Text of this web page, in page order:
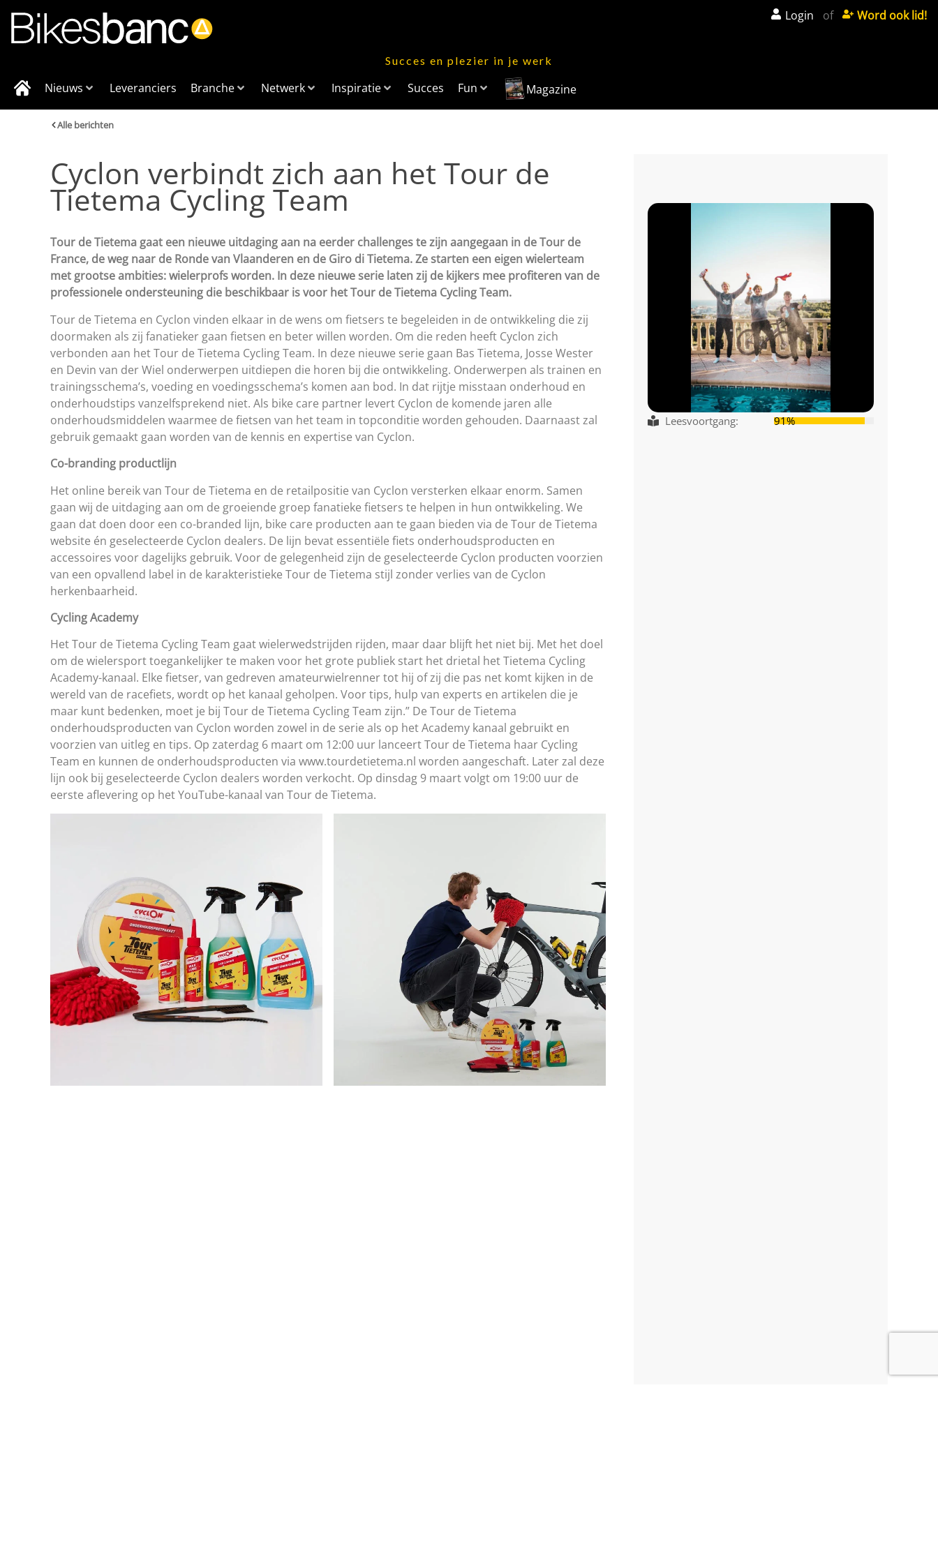
Login of Word ook lid!
Succes en plezier in je werk
Nieuws Leveranciers Branche Netwerk Inspiratie Succes Fun Magazine
Alle berichten
Cyclon verbindt zich aan het Tour de
Tietema Cycling Team
Tour de Tietema gaat een nieuwe uitdaging aan na eerder challenges te zijn aangegaan in de Tour de
France, de weg naar de Ronde van Vlaanderen en de Giro di Tietema. Ze starten een eigen wielerteam
met grootse ambities: wielerprofs worden. In deze nieuwe serie laten zij de kijkers mee profiteren van de
professionele ondersteuning die beschikbaar is voor het Tour de Tietema Cycling Team.
Tour de Tietema en Cyclon vinden elkaar in de wens om fietsers te begeleiden in de ontwikkeling die zij
doormaken als zij fanatieker gaan fietsen en beter willen worden. Om die reden heeft Cyclon zich
verbonden aan het Tour de Tietema Cycling Team. In deze nieuwe serie gaan Bas Tietema, Josse Wester
en Devin van der Wiel onderwerpen uitdiepen die horen bij die ontwikkeling. Onderwerpen als trainen en
trainingsschema’s, voeding en voedingsschema’s komen aan bod. In dat rijtje misstaan onderhoud en
onderhoudstips vanzelfsprekend niet. Als bike care partner levert Cyclon de komende jaren alle
onderhoudsmiddelen waarmee de fietsen van het team in topconditie worden gehouden. Daarnaast zal
gebruik gemaakt gaan worden van de kennis en expertise van Cyclon.
Co-branding productlijn
Het online bereik van Tour de Tietema en de retailpositie van Cyclon versterken elkaar enorm. Samen
gaan wij de uitdaging aan om de groeiende groep fanatieke fietsers te helpen in hun ontwikkeling. We
gaan dat doen door een co-branded lijn, bike care producten aan te gaan bieden via de Tour de Tietema
website én geselecteerde Cyclon dealers. De lijn bevat essentiële fiets onderhoudsproducten en
accessoires voor dagelijks gebruik. Voor de gelegenheid zijn de geselecteerde Cyclon producten voorzien
van een opvallend label in de karakteristieke Tour de Tietema stijl zonder verlies van de Cyclon
herkenbaarheid.
Cycling Academy
Het Tour de Tietema Cycling Team gaat wielerwedstrijden rijden, maar daar blijft het niet bij. Met het doel
om de wielersport toegankelijker te maken voor het grote publiek start het drietal het Tietema Cycling
Academy-kanaal. Elke fietser, van gedreven amateurwielrenner tot hij of zij die pas net komt kijken in de
wereld van de racefiets, wordt op het kanaal geholpen. Voor tips, hulp van experts en artikelen die je
maar kunt bedenken, moet je bij Tour de Tietema Cycling Team zijn.” De Tour de Tietema
onderhoudsproducten van Cyclon worden zowel in de serie als op het Academy kanaal gebruikt en
voorzien van uitleg en tips. Op zaterdag 6 maart om 12:00 uur lanceert Tour de Tietema haar Cycling
Team en kunnen de onderhoudsproducten via www.tourdetietema.nl worden aangeschaft. Later zal deze
lijn ook bij geselecteerde Cyclon dealers worden verkocht. Op dinsdag 9 maart volgt om 19:00 uur de
eerste aflevering op het YouTube-kanaal van Tour de Tietema.
Leesvoortgang: 91%